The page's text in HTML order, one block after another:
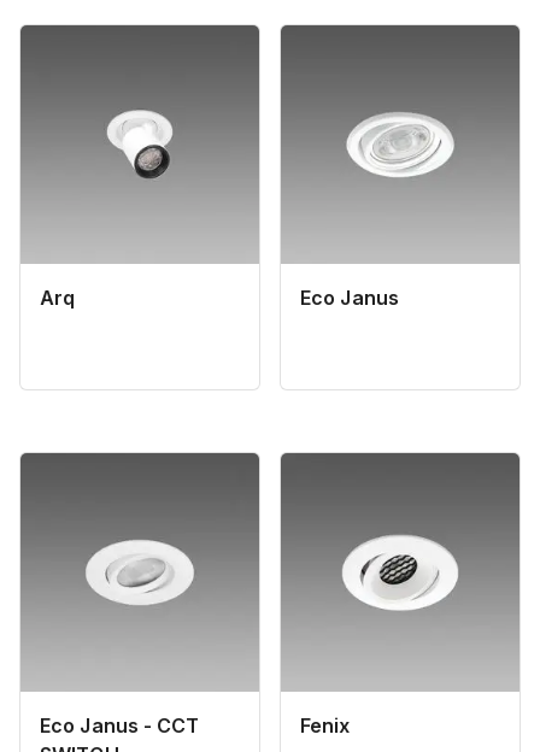
Arq Eco Janus
Eco Janus - CCT
Fenix